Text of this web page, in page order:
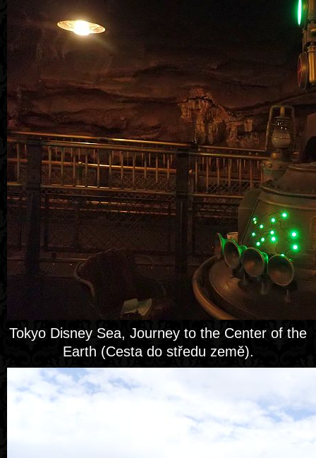
Tokyo Disney Sea, Journey to the Center of the
Earth (Cesta do středu země).